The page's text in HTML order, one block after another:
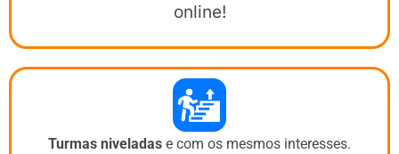
online!
Turmas niveladas e com os mesmos interesses.